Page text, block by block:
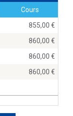
Cours
855,00
860,00
860,00
860,00